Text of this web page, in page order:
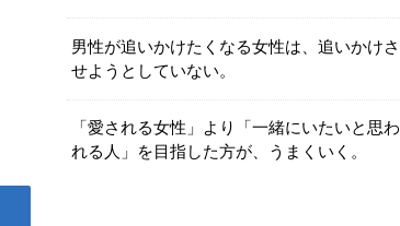
男性が追いかけたくなる女性は、追いかけさ
せようとしていない。
「愛される女性」より「一緒にいたいと思わ
れる人」を目指した方が、うまくいく。